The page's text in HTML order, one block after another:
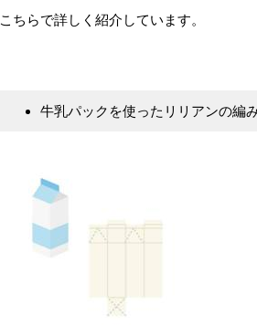
こちらで詳しく紹介しています。
牛乳パックを使ったリリアンの編